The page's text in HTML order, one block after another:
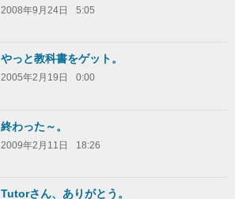
2008年9月24日 5:05
やっと教科書をゲット。
2005年2月19日 0:00
終わった～。
2009年2月11日 18:26
Tutorさん、ありがとう。